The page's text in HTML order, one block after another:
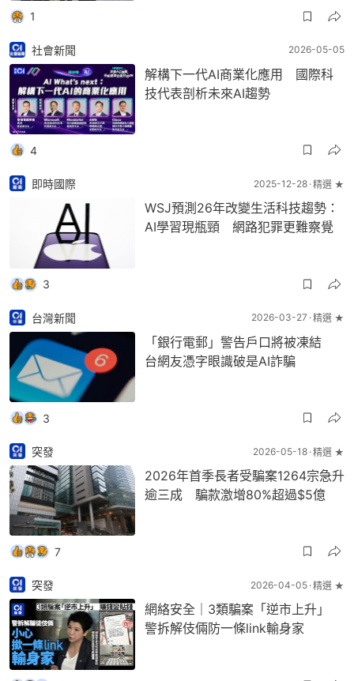
1
社會新聞 2026-05-05
解構下一代AI商業化應用 國際科
技代表剖析未來AI趨勢
4
即時國際 2025-12-28 精選 ★
WSJ預測26年改變生活科技趨勢：
AI學習現瓶頸 網路犯罪更難察覺
3
台灣新聞 2026-03-27 精選 ★
「銀行電郵」警告戶口將被凍結
台網友憑字眼識破是AI詐騙
3
突發 2026-05-18 精選 ★
2026年首季長者受騙案1264宗急升
逾三成 騙款激增80%超過$5億
7
突發 2026-04-05 精選 ★
網絡安全｜3類騙案「逆市上升」
警拆解伎倆防一條link輸身家